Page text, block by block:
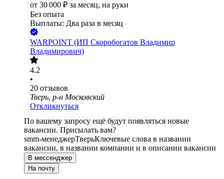
от 30 000 ₽ за месяц, на руки
Без опыта
Выплаты: Два раза в месяц
WARPOINT (ИП Скоробогатов Владимир
Владимирович)
4.2
•
20 отзывов
Тверь, р-н Московский
Откликнуться
По вашему запросу ещё будут появляться новые
вакансии. Присылать вам?
smm-менеджерТверьКлючевые слова в названии
вакансии, в названии компании и в описании вакансии
В мессенджер
На почту